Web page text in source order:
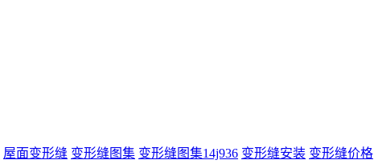
屋面变形缝 变形缝图集 变形缝图集14j936 变形缝安装 变形缝价格